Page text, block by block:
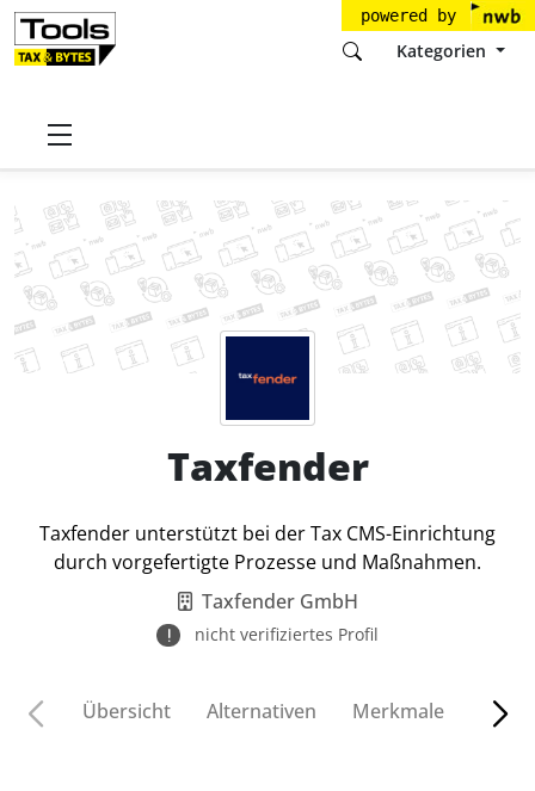
powered by
Kategorien
Startseite
Taxfender
Taxfender unterstützt bei der Tax CMS-Einrichtung
durch vorgefertigte Prozesse und Maßnahmen.
Taxfender GmbH
nicht verifiziertes Profil
Übersicht Alternativen Merkmale